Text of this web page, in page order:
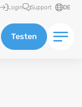
Login Support DE
Testen